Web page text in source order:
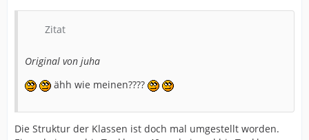
Zitat
Original von juha
ähh wie meinen????
Die Struktur der Klassen ist doch mal umgestellt worden.